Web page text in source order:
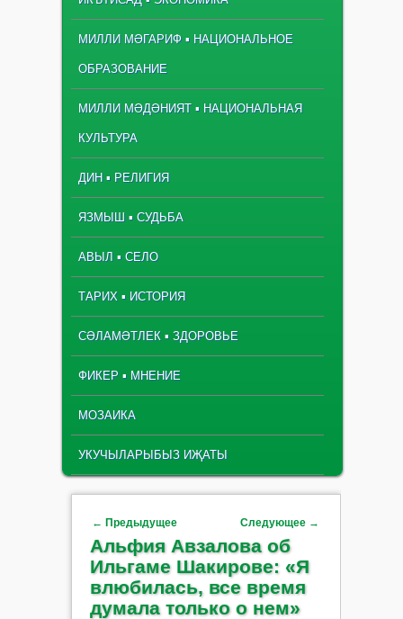
МИЛЛИ МӘГАРИФ ▪ НАЦИОНАЛЬНОЕ
ОБРАЗОВАНИЕ
МИЛЛИ МӘДӘНИЯТ ▪ НАЦИОНАЛЬНАЯ
КУЛЬТУРА
ДИН ▪ РЕЛИГИЯ
ЯЗМЫШ ▪ СУДЬБА
АВЫЛ ▪ СЕЛО
ТАРИХ ▪ ИСТОРИЯ
СӘЛАМӘТЛЕК ▪ ЗДОРОВЬЕ
ФИКЕР ▪ МНЕНИЕ
МОЗАИКА
УКУЧЫЛАРЫБЫЗ ИҖАТЫ
Навигация по записям
← Предыдущее Следующее →
Альфия Авзалова об
Ильгаме Шакирове: «Я
влюбилась, все время
думала только о нем»